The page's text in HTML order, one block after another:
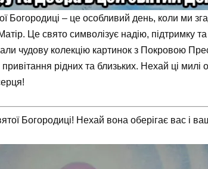
Богородиці – це особливий день, коли ми
Це свято символізує надію, підтримку
чудову колекцію картинок з Покровою
рідних та близьких. Нехай ці милі
Богородиці! Нехай вона оберігає вас і